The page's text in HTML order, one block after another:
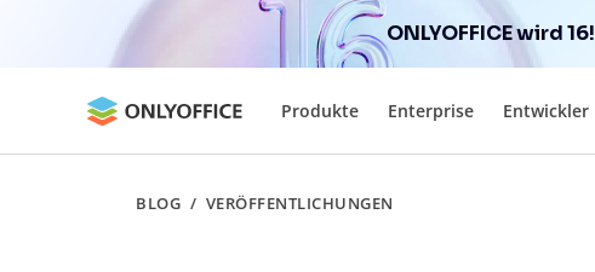
ONLYOFFICE wird 16!
Produkte Enterprise Entwickler
BLOG / VERÖFFENTLICHUNGEN